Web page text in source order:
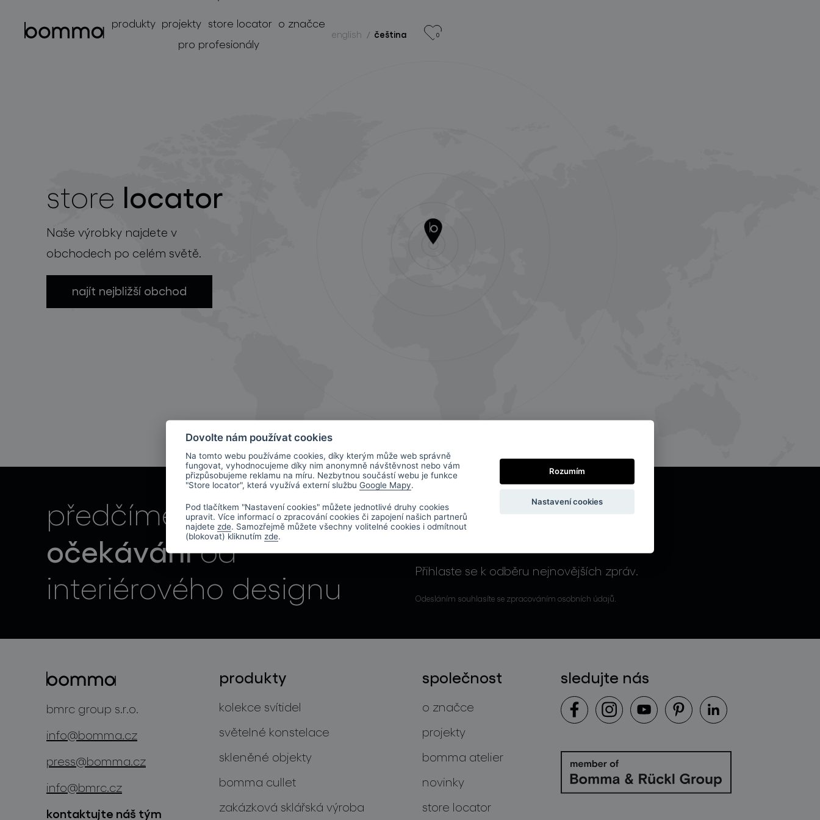
produkty projekty store locator o značce
pro profesionály
english čeština 0
kolekce svítidel
projekty
store locator
Naše výrobky najdete v
obchodech po celém světě.
najít nejbližší obchod
předčíme vaše
očekáváníod
interiérového designu
Přihlaste se k odběru nejnovějších zpráv.
Odesláním souhlasíte se zpracováním osobních údajů.
produkty
kolekce svítidel
světelné konstelace
skleněné objekty
bomma cullet
zakázková sklářská výroba
společnost
o značce
projekty
bomma atelier
novinky
store locator
bmrc group s.r.o.
info@bomma.cz
press@bomma.cz
info@bmrc.cz
kontaktujte náš tým
sledujte nás
Dovolte nám používat cookies
Na tomto webu používáme cookies, díky kterým může web správně
fungovat, vyhodnocujeme díky nim anonymně návštěvnost nebo vám
přizpůsobujeme reklamu na míru. Nezbytnou součástí webu je funkce
"Store locator", která využívá externí službu Google Mapy.
Pod tlačítkem "Nastavení cookies" můžete jednotlivé druhy cookies
upravit. Více informací o zpracování cookies či zapojení našich partnerů
najdete zde. Samozřejmě můžete všechny volitelné cookies i odmítnout
(blokovat) kliknutím zde.
Rozumím
Nastavení cookies